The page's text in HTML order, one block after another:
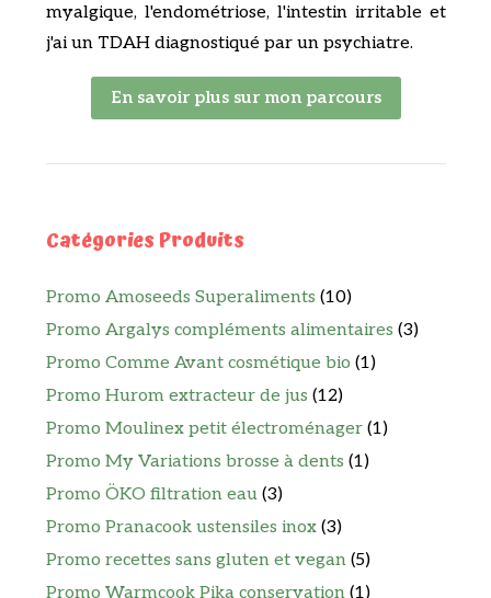
myalgique, l'endométriose, l'intestin irritable et
j'ai un TDAH diagnostiqué par un psychiatre.
En savoir plus sur mon parcours
Catégories Produits
Promo Amoseeds Superaliments (10)
Promo Argalys compléments alimentaires (3)
Promo Comme Avant cosmétique bio (1)
Promo Hurom extracteur de jus (12)
Promo Moulinex petit électroménager (1)
Promo My Variations brosse à dents (1)
Promo ÖKO filtration eau (3)
Promo Pranacook ustensiles inox (3)
Promo recettes sans gluten et vegan (5)
Promo Warmcook Pika conservation (1)